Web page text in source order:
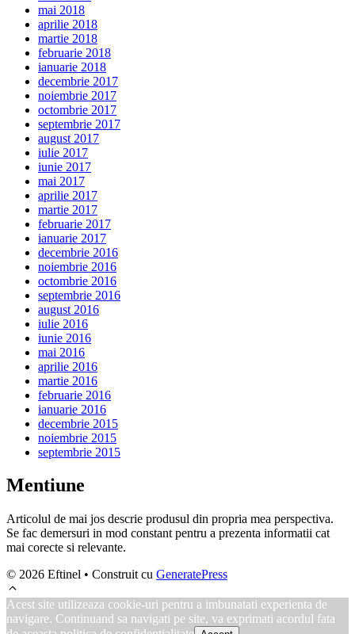
mai 2018
aprilie 2018
martie 2018
februarie 2018
ianuarie 2018
decembrie 2017
noiembrie 2017
octombrie 2017
septembrie 2017
august 2017
iulie 2017
iunie 2017
mai 2017
aprilie 2017
martie 2017
februarie 2017
ianuarie 2017
decembrie 2016
noiembrie 2016
octombrie 2016
septembrie 2016
august 2016
iulie 2016
iunie 2016
mai 2016
aprilie 2016
martie 2016
februarie 2016
ianuarie 2016
decembrie 2015
noiembrie 2015
septembrie 2015
Mentiune
Articolul de mai jos descrie produsul din propria mea perspectiva.
Se fac demersuri in mod constant pentru a prezenta informatii cat
mai corecte si relevante.
© 2026 Eftinel • Construit cu GeneratePress
Acest site utilizeaza cookie-uri pentru a imbunatati experienta de
navigare. Continuand sa navigati pe site, va exprimati acordul fata